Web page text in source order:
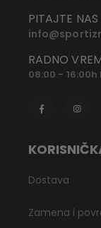
PITAJTE
RADNO
08:00 - 16:00h
Dostava
Zamena i